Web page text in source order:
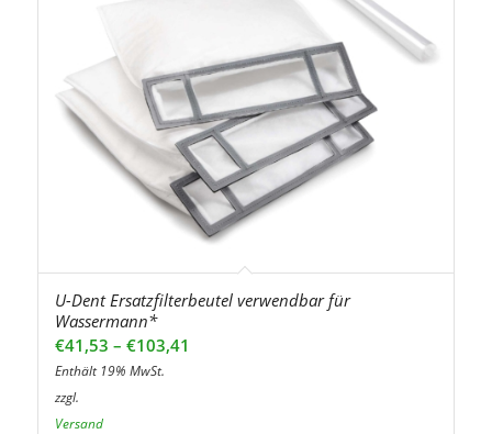
U-Dent Ersatzfilterbeutel verwendbar für
Wassermann*
€41,53 – €103,41
Enthält 19% MwSt.
zzgl.
Versand